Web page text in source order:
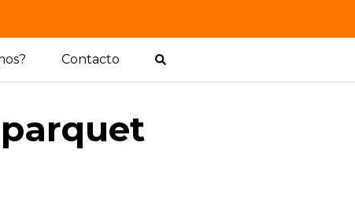
Contacto